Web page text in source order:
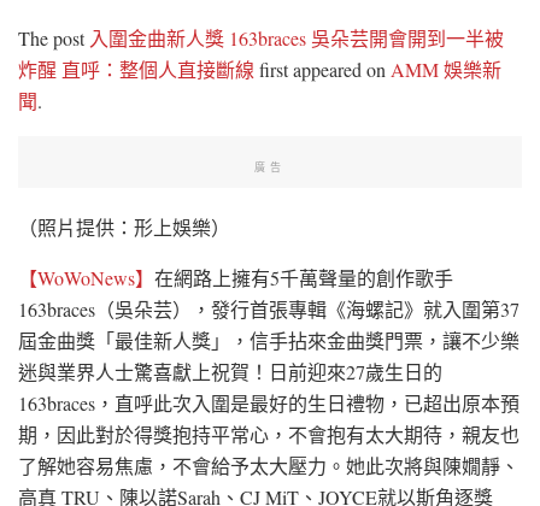
The post 入圍金曲新人獎 163braces 吳朵芸開會開到一半被
炸醒 直呼：整個人直接斷線 first appeared onAMM 娛樂新
聞.
廣告
（照片提供：形上娛樂）
【WoWoNews】 在網路上擁有5千萬聲量的創作歌手
163braces（吳朵芸），發行首張專輯《海螺記》就入圍第37
屆金曲獎「最佳新人獎」，信手拈來金曲獎門票，讓不少樂
迷與業界人士驚喜獻上祝賀！日前迎來27歲生日的
163braces，直呼此次入圍是最好的生日禮物，已超出原本預
期，因此對於得獎抱持平常心，不會抱有太大期待，親友也
了解她容易焦慮，不會給予太大壓力。她此次將與陳嫺靜、
高真 TRU、陳以諾Sarah、CJ MiT、JOYCE就以斯角逐獎